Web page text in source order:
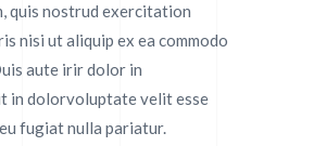
quis nostrud exercitation
nisi ut aliquip ex ea commodo
aute irir dolor in
in dolorvoluptate velit esse
fugiat nulla pariatur.